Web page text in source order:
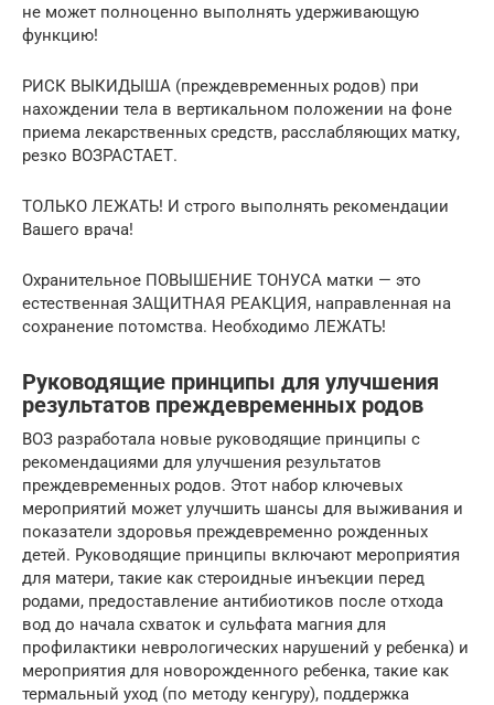
не может полноценно выполнять удерживающую
функцию!
РИСК ВЫКИДЫША (преждевременных родов) при
нахождении тела в вертикальном положении на фоне
приема лекарственных средств, расслабляющих матку,
резко ВОЗРАСТАЕТ.
ТОЛЬКО ЛЕЖАТЬ! И строго выполнять рекомендации
Вашего врача!
Охранительное ПОВЫШЕНИЕ ТОНУСА матки — это
естественная ЗАЩИТНАЯ РЕАКЦИЯ, направленная на
сохранение потомства. Необходимо ЛЕЖАТЬ!
Руководящие принципы для улучшения
результатов преждевременных родов
ВОЗ разработала новые руководящие принципы с
рекомендациями для улучшения результатов
преждевременных родов. Этот набор ключевых
мероприятий может улучшить шансы для выживания и
показатели здоровья преждевременно рожденных
детей. Руководящие принципы включают мероприятия
для матери, такие как стероидные инъекции перед
родами, предоставление антибиотиков после отхода
вод до начала схваток и сульфата магния для
профилактики неврологических нарушений у ребенка) и
мероприятия для новорожденного ребенка, такие как
термальный уход (по методу кенгуру), поддержка